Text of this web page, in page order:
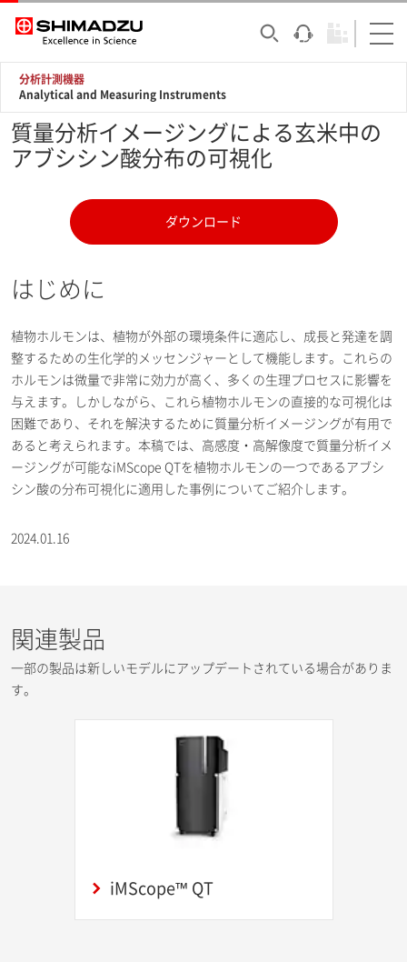
分析計測機器
Analytical and Measuring Instruments
質量分析イメージングによる玄米中の
アブシシン酸分布の可視化
ダウンロード
はじめに
植物ホルモンは、植物が外部の環境条件に適応し、成長と発達を調
整するための生化学的メッセンジャーとして機能します。これらの
ホルモンは微量で非常に効力が高く、多くの生理プロセスに影響を
与えます。しかしながら、これら植物ホルモンの直接的な可視化は
困難であり、それを解決するために質量分析イメージングが有用で
あると考えられます。本稿では、高感度・高解像度で質量分析イメ
ージングが可能なiMScope QTを植物ホルモンの一つであるアブシ
シン酸の分布可視化に適用した事例についてご紹介します。
2024.01.16
関連製品
一部の製品は新しいモデルにアップデートされている場合がありま
す。
iMScope™ QT